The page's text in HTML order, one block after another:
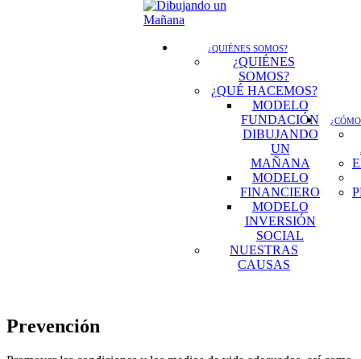
¿QUIÉNES SOMOS?
¿QUIÉNES
SOMOS?
¿QUÉ HACEMOS?
MODELO
FUNDACIÓN
DIBUJANDO
UN
MAÑANA
MODELO
FINANCIERO
MODELO
INVERSIÓN
SOCIAL
NUESTRAS
CAUSAS
Prevención